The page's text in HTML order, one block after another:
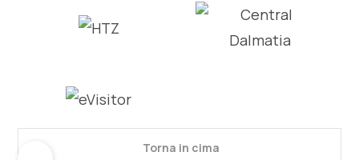
Torna in cima